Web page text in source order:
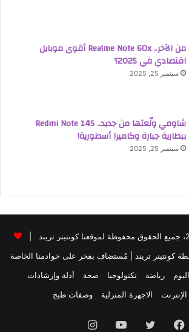
من الآخر.. Realme Note 60x أقوى موبايل
اقتصادي في 2025؟
سبتمبر 25, 2025
شاومي ولّعتها من جديد.. Redmi Note 14S
ببطارية جبارة وكاميرا أسطورية!
سبتمبر 25, 2025
كونتينر تريند
| مُستضاف بفخر على خوادمنا الخاصة
رياضة تكنولوجيا صحة
أدلة وإرشادات
الاجهزة المنزلية وصفات طبخ
فيسبوك تويتر يوتيوبانستقرام